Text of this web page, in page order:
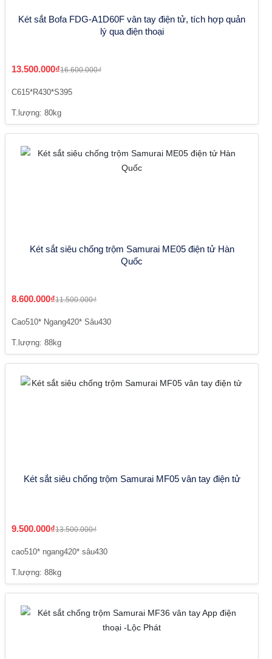
Két sắt Bofa FDG-A1D60F vân tay điện tử, tích hợp quản
lý qua điện thoại
13.500.000₫16.600.000₫
C615*R430*S395
T.lượng: 80kg
Két sắt siêu chống trộm Samurai ME05 điện tử Hàn
Quốc
8.600.000₫11.500.000₫
Cao510* Ngang420* Sâu430
T.lượng: 88kg
Két sắt siêu chống trộm Samurai MF05 vân tay điện tử
9.500.000₫13.500.000₫
cao510* ngang420* sâu430
T.lượng: 88kg